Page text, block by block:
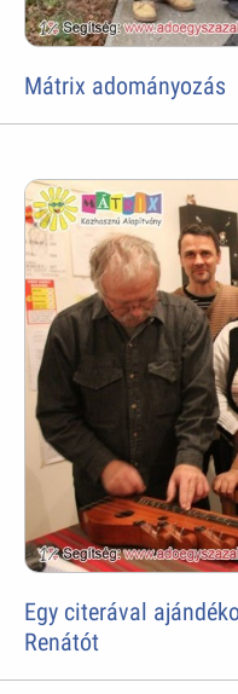
Mátrix adományozás
Egy citerával
Renátót